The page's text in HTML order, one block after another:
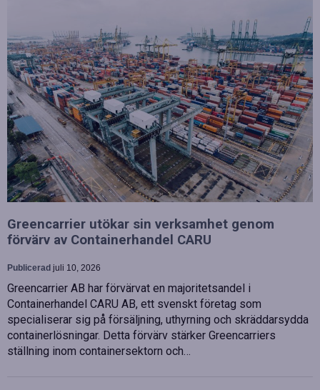
Greencarrier utökar sin verksamhet genom
förvärv av Containerhandel CARU
Publicerad juli 10, 2026
Greencarrier AB har förvärvat en majoritetsandel i
Containerhandel CARU AB, ett svenskt företag som
specialiserar sig på försäljning, uthyrning och skräddarsydda
containerlösningar. Detta förvärv stärker Greencarriers
ställning inom containersektorn och…